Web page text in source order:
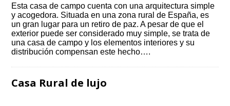
Esta casa de campo cuenta con una arquitectura simple
y acogedora. Situada en una zona rural de España, es
un gran lugar para un retiro de paz. A pesar de que el
exterior puede ser considerado muy simple, se trata de
una casa de campo y los elementos interiores y su
distribución compensan este hecho….
Casa Rural de lujo